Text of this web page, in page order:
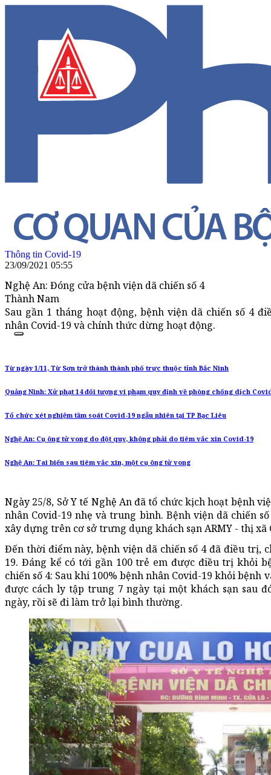
Thông tin Covid-19
23/09/2021 05:55
Nghệ An: Đóng cửa bệnh viện dã chiến số 4
Thành Nam
Sau gần 1 tháng hoạt động, bệnh viện dã chiến số 4
nhân Covid-19 và chính thức dừng hoạt động.
Từ ngày 1/11, Từ Sơn trở thành thành phố trực thuộc tỉnh Bắc Ninh
Quảng Ninh: Xử phạt 14 đối tượng vi phạm quy định về phòng chống dịch
Tổ chức xét nghiệm tầm soát Covid-19 ngẫu nhiên tại TP Bạc Liêu
Nghệ An: Cụ ông tử vong do đột quỵ, không phải do tiêm vắc xin Covid-19
Nghệ An: Tai biến sau tiêm vắc xin, một cụ ông tử vong
Ngày 25/8, Sở Y tế Nghệ An đã tổ chức kịch hoạt bệnh
nhân Covid-19 nhẹ và trung bình. Bệnh viện dã chiến
xây dựng trên cơ sở trưng dụng khách sạn ARMY - thị xã
Đến thời điểm này, bệnh viện dã chiến số 4 đã điều trị,
19. Đáng kể có tới gần 100 trẻ em được điều trị khỏi
chiến số 4: Sau khi 100% bệnh nhân Covid-19 khỏi bệnh
được cách ly tập trung 7 ngày tại một khách sạn sau
ngày, rồi sẽ đi làm trở lại bình thường.